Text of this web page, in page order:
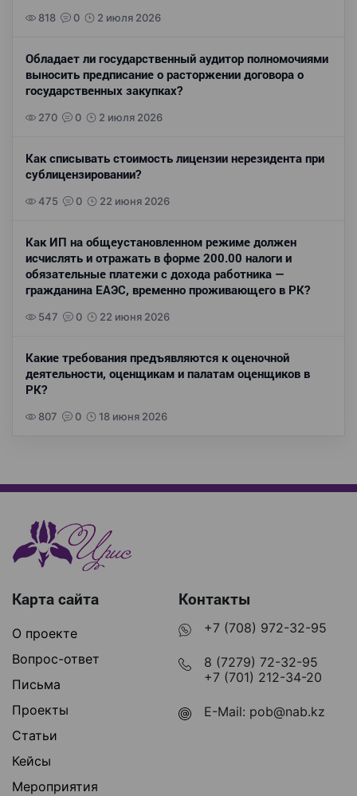
818 0 2 июля 2026
Обладает ли государственный аудитор полномочиями
выносить предписание о расторжении договора о
государственных закупках?
270 0 2 июля 2026
Как списывать стоимость лицензии нерезидента при
сублицензировании?
475 0 22 июня 2026
Как ИП на общеустановленном режиме должен
исчислять и отражать в форме 200.00 налоги и
обязательные платежи с дохода работника —
гражданина ЕАЭС, временно проживающего в РК?
547 0 22 июня 2026
Какие требования предъявляются к оценочной
деятельности, оценщикам и палатам оценщиков в
РК?
807 0 18 июня 2026
Карта сайта
О проекте
Вопрос-ответ
Письма
Проекты
Статьи
Кейсы
Мероприятия
Контакты
+7 (708) 972-32-95
8 (7279) 72-32-95
+7 (701) 212-34-20
E-Mail: pob@nab.kz